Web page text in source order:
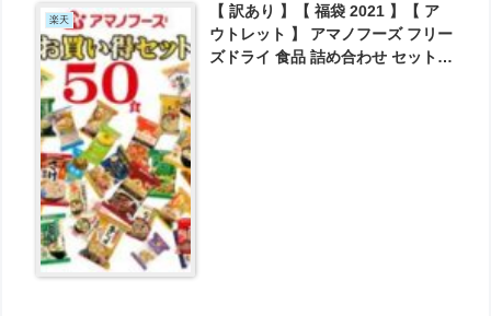
楽天
【 訳あり 】【 福袋 2021 】【 ア
ウトレット 】 アマノフーズ フリー
ズドライ 食品 詰め合わせ セット